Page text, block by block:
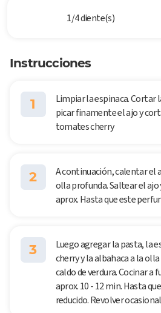
1/4 diente(s)
Instrucciones
1
Limpiar la espinaca. Cortar
picar finamente el ajo y
tomates cherry
2
A continuación, calentar el
olla profunda. Saltear el ajo
aprox. Hasta que este
3
Luego agregar la pasta, la
cherry y la albahaca a la
caldo de verdura. Cocinar a
aprox. 10 - 12 min. Hasta
reducido. Revolver